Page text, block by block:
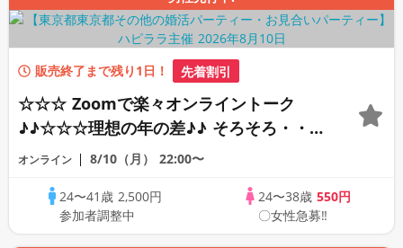
販売終了まで残り1日！ 先着割引
☆☆☆ Zoomで楽々オンライントーク
♪♪☆☆☆理想の年の差♪♪ そろそろ・・・
素敵な恋人見つけたい♪ ♪☆カジュアルな
行あり♪♪
オンライン 8/10（月） 22:00〜
24〜41歳 2,500円
参加者調整中
24〜38歳 550円
〇女性急募‼